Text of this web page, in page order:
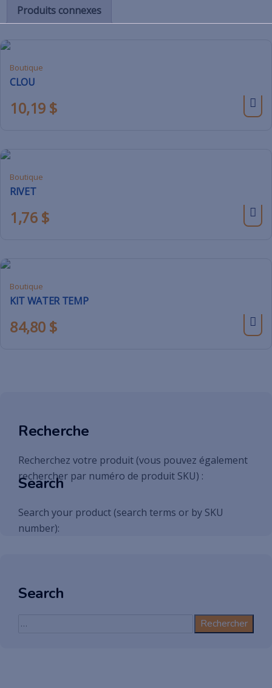
Produits connexes
Boutique
CLOU
10,19 $
Boutique
RIVET
1,76 $
Boutique
KIT WATER TEMP
84,80 $
Recherche
Recherchez votre produit (vous pouvez également
rechercher par numéro de produit SKU) :
Search
Search your product (search terms or by SKU
number):
Search
Rechercher